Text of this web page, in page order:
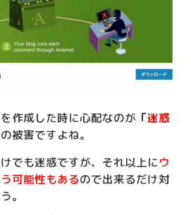
作成した時に心配なのが 「迷惑
の被害ですよね。
でも迷惑ですが、それ以上にウ
可能性もあるので出来るだけ対
。